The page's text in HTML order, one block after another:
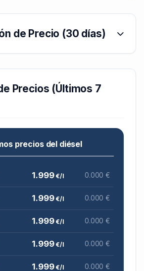
de Precio (30 días)
Precios (Últimos 7
precios del diésel
1.999€/l 0.000 €
1.999€/l 0.000 €
1.999€/l 0.000 €
1.999€/l 0.000 €
1.999€/l 0.000 €